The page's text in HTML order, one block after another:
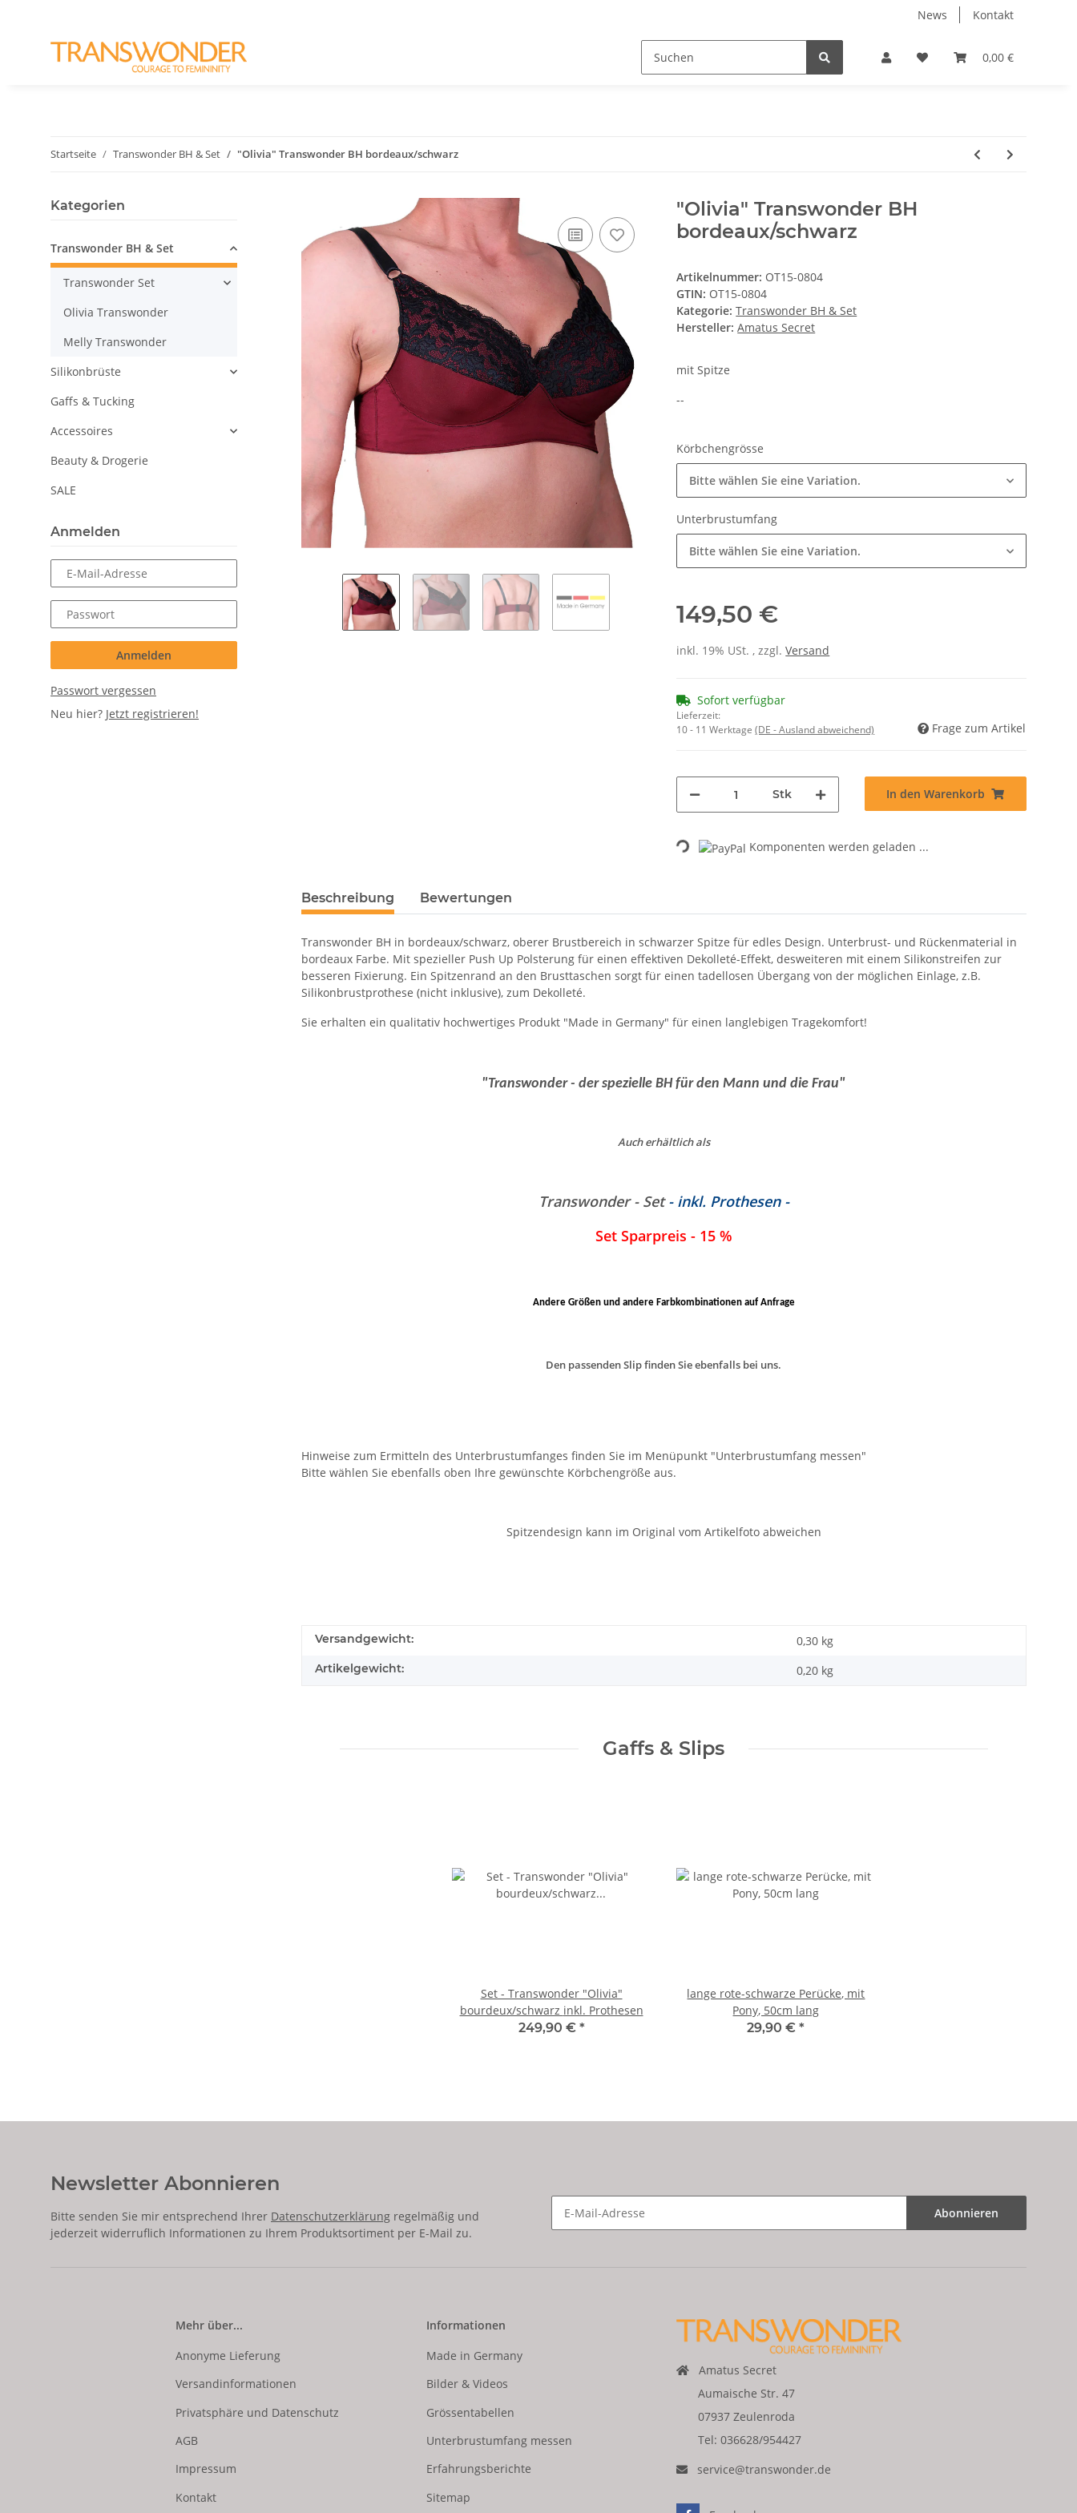
News Kontakt
0,00 €
Startseite Transwonder BH & Set "Olivia" Transwonder BH bordeaux/schwarz
"Olivia" Transwonder BH
bordeaux/schwarz
Artikelnummer: OT15-0804
GTIN: OT15-0804
Kategorie:Transwonder BH & Set
Hersteller: Amatus Secret
mit Spitze
--
Körbchengrösse
Bitte wählen Sie eine Variation.
Unterbrustumfang
Bitte wählen Sie eine Variation.
149,50 €
inkl. 19% USt. , zzgl.Versand
Sofort verfügbar
Lieferzeit:
10 - 11 Werktage(DE - Ausland abweichend) Frage zum Artikel
Stk In den Warenkorb
Loading... Komponenten werden geladen ...
Beschreibung Bewertungen
Transwonder BH in bordeaux/schwarz, oberer Brustbereich in schwarzer Spitze für edles Design. Unterbrust- und Rückenmaterial in
bordeaux Farbe. Mit spezieller Push Up Polsterung für einen effektiven Dekolleté-Effekt, desweiteren mit einem Silikonstreifen zur
besseren Fixierung. Ein Spitzenrand an den Brusttaschen sorgt für einen tadellosen Übergang von der möglichen Einlage, z.B.
Silikonbrustprothese (nicht inklusive), zum Dekolleté.
Sie erhalten ein qualitativ hochwertiges Produkt "Made in Germany" für einen langlebigen Tragekomfort!
"Transwonder - der spezielle BH für den Mann und die Frau"
Auch erhältlichals
Transwonder - Set- inkl. Prothesen -
Set Sparpreis - 15 %
Andere Größen und andere Farbkombinationen auf Anfrage
Den passenden Slip finden Sie ebenfalls bei uns.
Hinweise zum Ermitteln des Unterbrustumfanges finden Sie im Menüpunkt "Unterbrustumfang messen"
Bitte wählen Sie ebenfalls oben Ihre gewünschte Körbchengröße aus.
Spitzendesign kann im Original vom Artikelfoto abweichen
Versandgewicht: 0,30 kg
Artikelgewicht: 0,20 kg
Gaffs & Slips
Set - Transwonder "Olivia"
bourdeux/schwarz inkl. Prothesen
249,90 € *
lange rote-schwarze Perücke, mit
Pony, 50cm lang
29,90 €*
Kategorien
Transwonder BH & Set
Transwonder Set
Olivia Transwonder
Melly Transwonder
Silikonbrüste
Gaffs & Tucking
Accessoires
Beauty & Drogerie
SALE
Anmelden
E-Mail-Adresse
Passwort
Anmelden
Passwort vergessen
Neu hier? Jetzt registrieren!
Newsletter Abonnieren
Bitte senden Sie mir entsprechend Ihrer Datenschutzerklärung regelmäßig und
jederzeit widerruflich Informationen zu Ihrem Produktsortiment per E-Mail zu.
Abonnieren
Mehr über...
Anonyme Lieferung
Versandinformationen
Privatsphäre und Datenschutz
AGB
Impressum
Kontakt
Informationen
Made in Germany
Bilder & Videos
Grössentabellen
Unterbrustumfang messen
Erfahrungsberichte
Sitemap
Amatus Secret
Aumaische Str. 47
07937 Zeulenroda
Tel: 036628/954427
service@transwonder.de